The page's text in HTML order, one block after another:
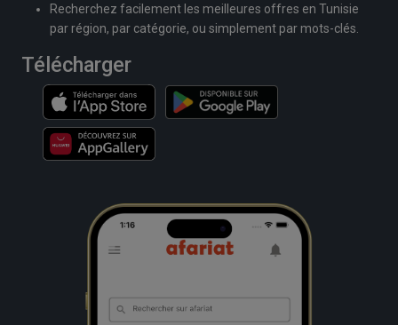
Recherchez facilement les meilleures offres en Tunisie
par région, par catégorie, ou simplement par mots-clés.
Télécharger